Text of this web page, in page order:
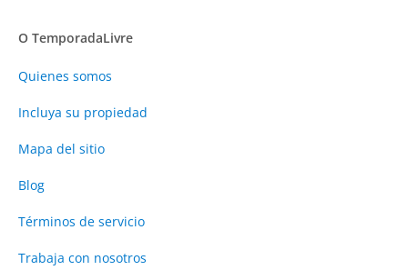
O TemporadaLivre
Quienes somos
Incluya su propiedad
Mapa del sitio
Blog
Términos de servicio
Trabaja con nosotros